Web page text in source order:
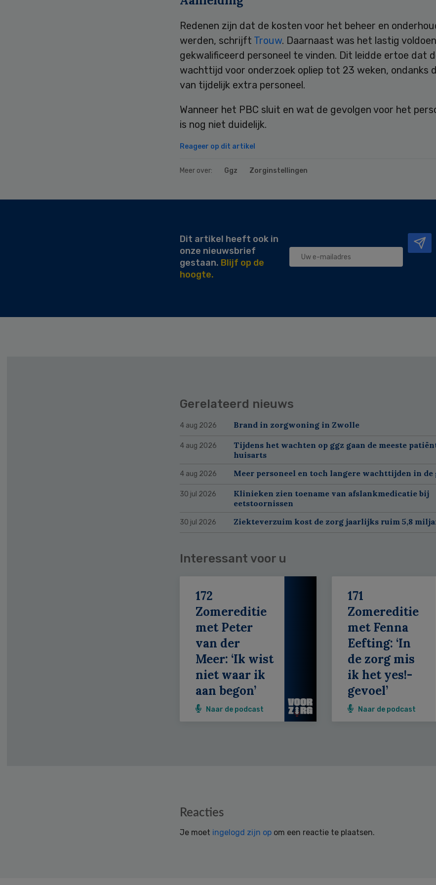
Redenen zijn dat de kosten voor het beheer en
werden, schrijft Trouw. Daarnaast was het lastig
gekwalificeerd personeel te vinden. Dit leidde ertoe dat
wachttijd voor onderzoek opliep tot 23 weken, ondanks
van tijdelijk extra personeel.
Wanneer het PBC sluit en wat de gevolgen voor het
is nog niet duidelijk.
Reageer op dit artikel
Meer over: Ggz Zorginstellingen
Dit artikel heeft ook in
onze nieuwsbrief
gestaan. Blijf op de
hoogte.
Gerelateerd nieuws
4 aug 2026 Brand in zorgwoning in Zwolle
4 aug 2026
Tijdens het wachten op ggz gaan de meeste
huisarts
4 aug 2026 Meer personeel en toch langere wachttijden in de
30 jul 2026
Klinieken zien toename van afslankmedicatie bij
eetstoornissen
30 jul 2026 Ziekteverzuim kost de zorg jaarlijks ruim 5,8
Interessant voor u
172
Zomereditie
met Peter
van der
Meer: ‘Ik wist
niet waar ik
aan begon’
Naar de podcast
171
Zomereditie
met Fenna
Eefting: ‘In
de zorg mis
ik het yes!-
gevoel’
Naar de podcast
Reacties
Je moet ingelogd zijn op om een reactie te plaatsen.